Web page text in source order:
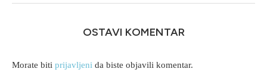
OSTAVI KOMENTAR
Morate biti prijavljeni da biste objavili komentar.